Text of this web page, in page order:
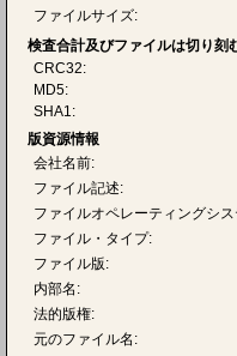
ファイルサイズ:
検査合計及びファイルは切り刻
CRC32:
MD5:
SHA1:
版資源情報
会社名前:
ファイル記述:
ファイルオペレーティングシ
ファイル・タイプ:
ファイル版:
内部名:
法的版権:
元のファイル名: